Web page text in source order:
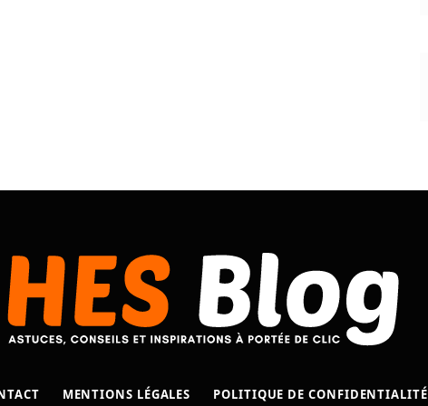
MENTIONS LÉGALES POLITIQUE DE CONFIDENTIALITÉ